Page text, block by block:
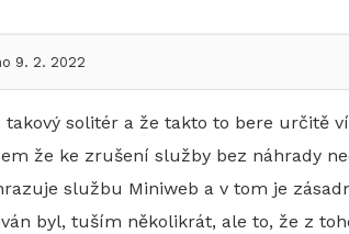
9. 2. 2022
takový solitér a že takto to bere určitě
že ke zrušení služby bez náhrady
službu Miniweb a v tom je
byl, tuším několikrát, ale to, že z